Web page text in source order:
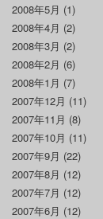
2008年5月 (1)
2008年4月 (2)
2008年3月 (2)
2008年2月 (6)
2008年1月 (7)
2007年12月 (11)
2007年11月 (8)
2007年10月 (11)
2007年9月 (22)
2007年8月 (12)
2007年7月 (12)
2007年6月 (12)